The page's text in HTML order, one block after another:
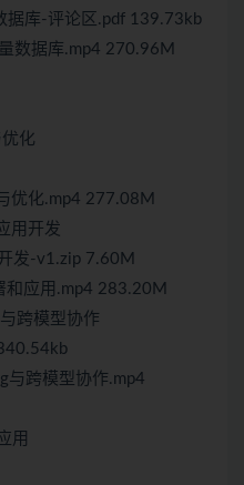
据库-评论区.pdf 139.73kb
数据库.mp4 270.96M
化
优化.mp4 277.08M
用开发
发-v1.zip 7.60M
和应用.mp4 283.20M
跨模型协作
与跨模型协作.mp4
用